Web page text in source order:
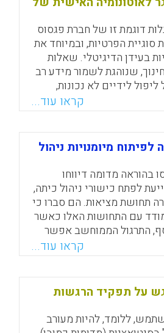
דוגמת זו של חברת פגסוס
הפרטיות, ובמיוחד את
בעידן הדיגיטלי. שאלות
שנוהגת לשמור מידע רב
לידיים לא נכונות,
ראוי. מאמר זה מתאר את
בקנדה בקשיים
על תלמידים במערכת
על המציאות במקומות אחרים
קראו עוד...
מיומנויות ניהול
מדומה דיווחו
לפתח כישורי ניהול כיתה,
תחושת מציאות. הם סברו כי
עם התחושות האלו כאשר
התרגול הממוחשב אפשר
לפגוע בתלמידים בשר
עצמאית וקבלת החלטות –
תיאורטיים.
קראו עוד...
על תפקיד הרגשות
ללומד, להיות מעורב